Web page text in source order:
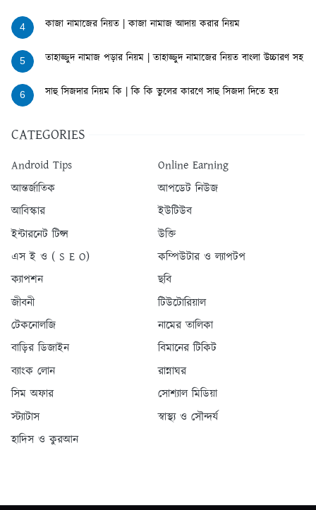
4 কাজা নামাজের নিয়ত | কাজা নামাজ আদায় করার নিয়ম
5 তাহাজ্জুদ নামাজ পড়ার নিয়ম | তাহাজ্জুদ নামাজের নিয়ত বাংলা উচ্চারণ সহ
6 সাহু সিজদার নিয়ম কি | কি কি ভুলের কারণে সাহু সিজদা দিতে হয়
CATEGORIES
Android Tips
Online Earning
আন্তর্জাতিক
আপডেট নিউজ
আবিস্কার
ইউটিউব
ইন্টারনেট টিপ্স
উক্তি
এস ই ও ( S E O)
কম্পিউটার ও ল্যাপটপ
ক্যাপশন
ছবি
জীবনী
টিউটোরিয়াল
টেকনোলজি
নামের তালিকা
বাড়ির ডিজাইন
বিমানের টিকিট
ব্যাংক লোন
রান্নাঘর
সিম অফার
সোশ্যাল মিডিয়া
স্ট্যাটাস
স্বাস্থ্য ও সৌন্দর্য
হাদিস ও কুরআন